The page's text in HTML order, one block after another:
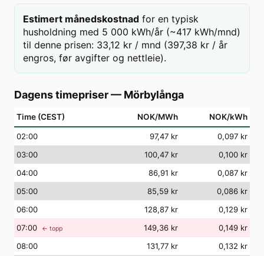
Estimert månedskostnad for en typisk
husholdning med 5 000 kWh/år (~417 kWh/mnd)
til denne prisen: 33,12 kr / mnd (397,38 kr / år
engros, før avgifter og nettleie).
Dagens timepriser— Mörbylånga
Time (CEST) NOK/MWh NOK/kWh
02:00 97,47 kr
0,097 kr
03:00 100,47 kr
0,100 kr
04:00 86,91 kr
0,087 kr
05:00 85,59 kr
0,086 kr
06:00 128,87 kr
0,129 kr
07:00 ← topp 149,36 kr
0,149 kr
08:00 131,77 kr
0,132 kr